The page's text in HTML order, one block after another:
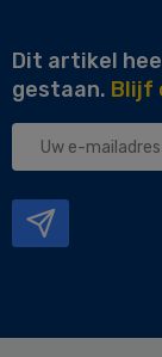
Dit artikel
gestaan. Blijf
Uw